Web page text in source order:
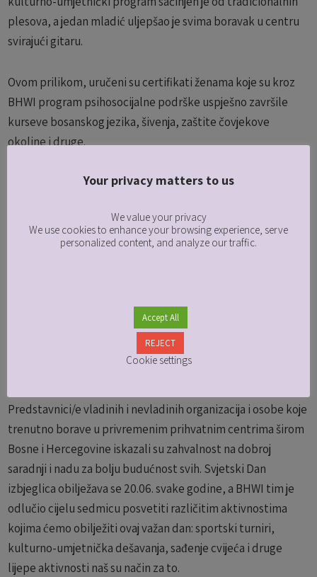
plesova, a jedan mladić uljepšao je svima boravak u centru
svirajući gitaru.
Ovom prilikom, uručeni su certifikati ženama koje su kroz
BHWI program psihosocijalne podrške uspješno završile
kurseve bosanskog jezika, šivenja, zaštite čovjekove
okoline i druge.
Predstavnici/e vladinih i nevladinih organizacija i osobe koje
trenutno borave u privremenim prihvatnim centrima širom
Bosne i Hercegovine iskazali su zahvalnost na dobroj
saradnji i nadu za bolju budućnost svih. Svjetski Dan
izbjeglica obilježava se 20.06. svake godine, a BHWI tim je
odlučio cijelu sedmicu posvetiti različitim aktivnostima
kojima ćemo obilježiti ovaj važan dan: sportski turniri,
kulturno-umjetnička dešavanja, sađenje cvijeća i druge
lijepe aktivnosti naš su način za to.